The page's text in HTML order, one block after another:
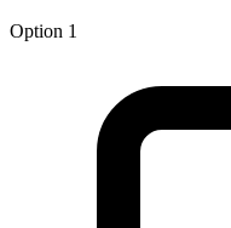
Option 1